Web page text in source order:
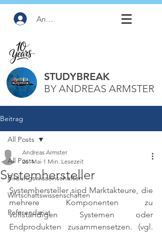
Anmelden
STUDYBREAK
BY ANDREAS ARMSTER
Beitrag
All Posts
Bildungswissenschaften
Wirtschaftswissenschaften
Referendariat
All Posts
Systemhersteller
Andreas Armster
26. Mai 1 Min. Lesezeit
Systemhersteller sind Marktakteure, die
mehrere Komponenten zu
vollständigen Systemen oder
Endprodukten zusammensetzen. (vgl.